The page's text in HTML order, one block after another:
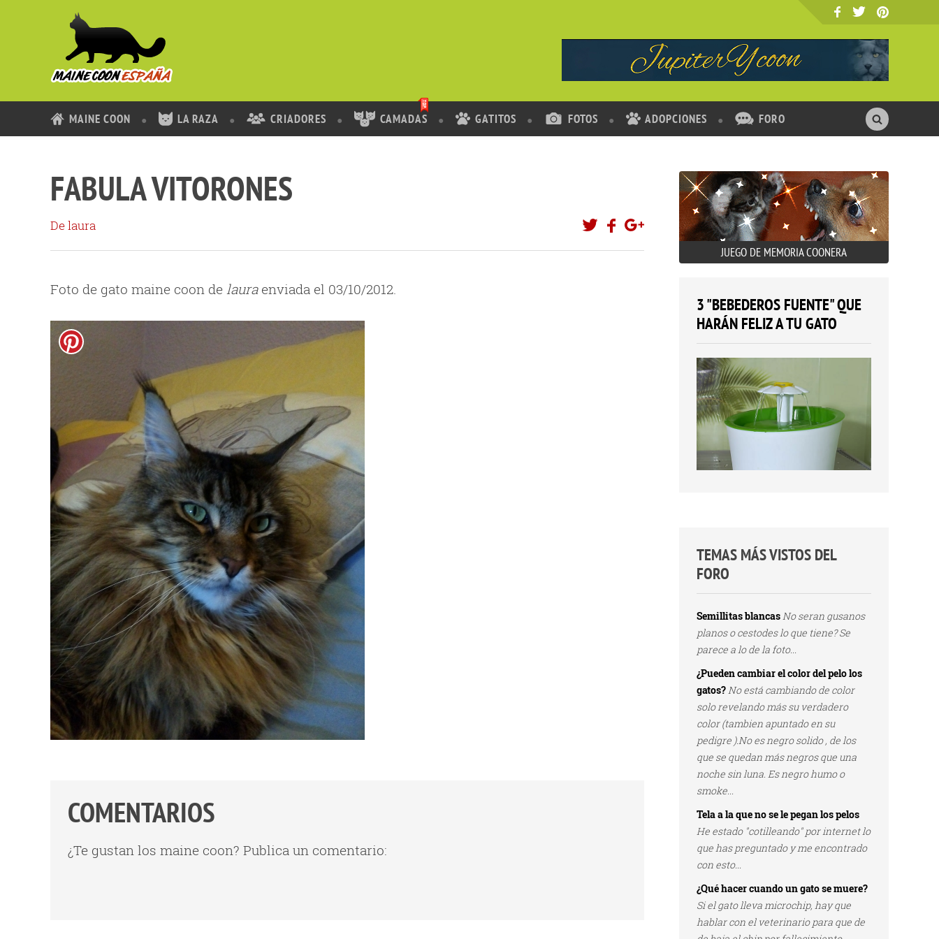
MAINE COON LA RAZA CRIADORES CAMADAS GATITOS FOTOS ADOPCIONES FORO
FABULA VITORONES
De laura
Foto de gato maine coon de lauraenviada el 03/10/2012.
COMENTARIOS
¿Te gustan los maine coon? Publica un comentario:
JUEGO DE MEMORIA COONERA
3 "BEBEDEROS FUENTE" QUE
HARÁN FELIZ A TU GATO
TEMAS MÁS VISTOS DEL
FORO
Semillitas blancasNo seran gusanos
planos o cestodes lo que tiene? Se
parece a lo de la foto...
¿Pueden cambiar el color del pelo los
gatos?No está cambiando de color
solo revelando más su verdadero
color (tambien apuntado en su
pedigre ).No es negro solido , de los
que se quedan más negros que una
noche sin luna. Es negro humo o
smoke...
Tela a la que no se le pegan los pelos
He estado "cotilleando" por internet lo
que has preguntado y me encontrado
con esto...
¿Qué hacer cuando un gato se muere?
Si el gato lleva microchip, hay que
hablar con el veterinario para que de